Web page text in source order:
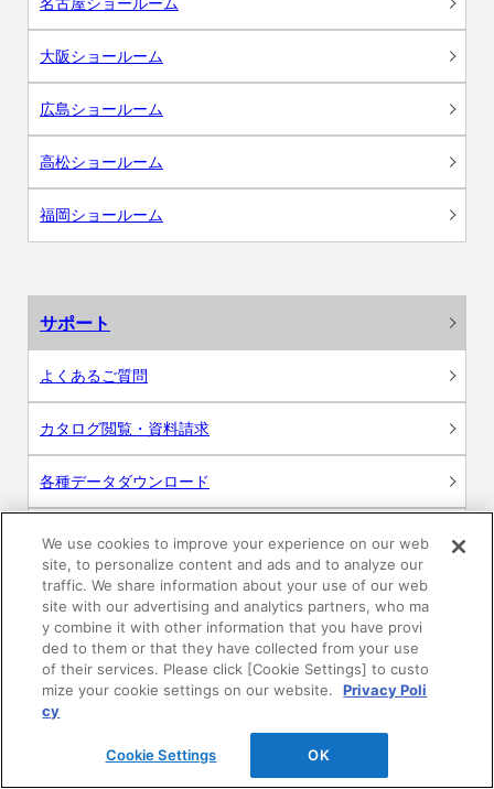
大阪ショールーム
広島ショールーム
高松ショールーム
福岡ショールーム
サポート
よくあるご質問
カタログ閲覧・資料請求
各種データダウンロード
WEB見積・各種シミュレーション
交換用部品の購入
修理・点検
お問い合わせ
We use cookies to improve your experience on our web
site, to personalize content and ads and to analyze our
traffic. We share information about your use of our web
site with our advertising and analytics partners, who ma
y combine it with other information that you have provi
ded to them or that they have collected from your use
of their services. Please click [Cookie Settings] to custo
mize your cookie settings on our website.
Privacy Poli
cy
Cookie Settings OK